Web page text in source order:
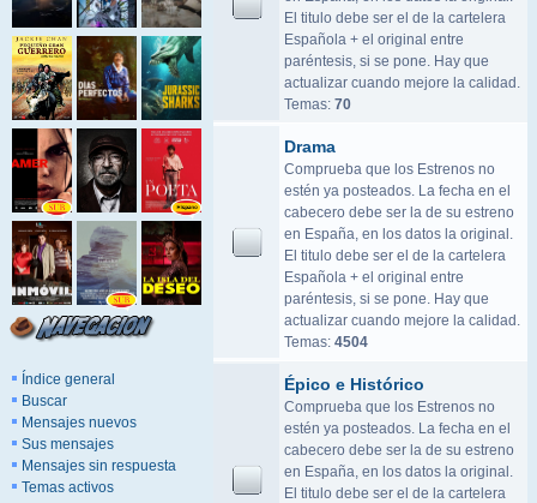
Índice general
Buscar
Mensajes nuevos
Sus mensajes
Mensajes sin respuesta
Temas activos
El titulo debe ser el de la cartelera
Española + el original entre
paréntesis, si se pone. Hay que
actualizar cuando mejore la calidad.
Temas: 70
Drama
Comprueba que los Estrenos no
estén ya posteados. La fecha en el
cabecero debe ser la de su estreno
en España, en los datos la original.
El titulo debe ser el de la cartelera
Española + el original entre
paréntesis, si se pone. Hay que
actualizar cuando mejore la calidad.
Temas: 4504
Épico e Histórico
Comprueba que los Estrenos no
estén ya posteados. La fecha en el
cabecero debe ser la de su estreno
en España, en los datos la original.
El titulo debe ser el de la cartelera